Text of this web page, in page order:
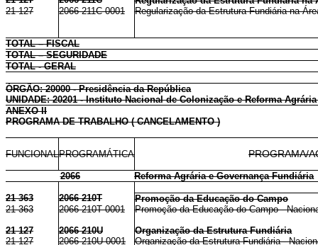
21 127
2066 211C 0001 Regularização da Estrutura Fundiária na
TOTAL – FISCAL
TOTAL – SEGURIDADE
TOTAL - GERAL
ÓRGÃO: 20000 - Presidência da República
UNIDADE: 20201 - Instituto Nacional de Colonização e Reforma Agrária
ANEXO II
PROGRAMA DE TRABALHO ( CANCELAMENTO )
FUNCIONALPROGRAMÁTICA PROGRAMA/
2066 Reforma Agrária e Governança Fundiária
21 363 2066 210T
Promoção da Educação do Campo
21 363
2066 210T 0001
Promoção da Educação do Campo -
21 127
2066 210U
Organização da Estrutura Fundiária
21 127
2066 210U 0001 Organização da Estrutura Fundiária -